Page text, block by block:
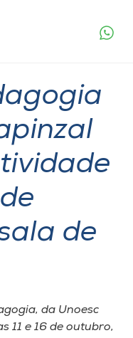
de
da Unoesc
11 e 16 de outubro,